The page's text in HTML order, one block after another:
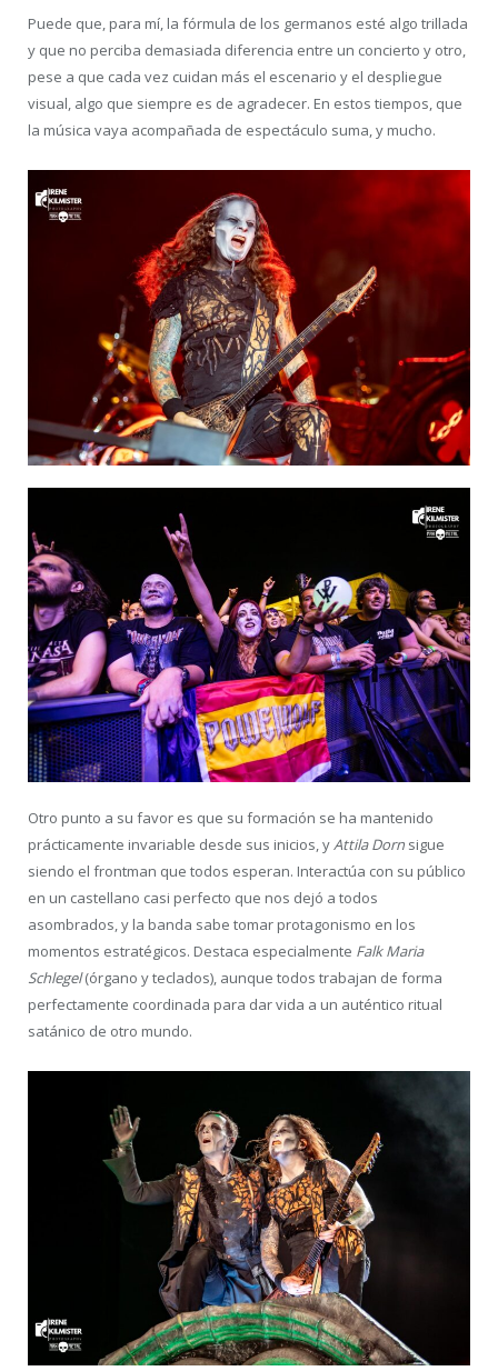
Puede que, para mí, la fórmula de los germanos esté algo trillada
y que no perciba demasiada diferencia entre un concierto y otro,
pese a que cada vez cuidan más el escenario y el despliegue
visual, algo que siempre es de agradecer. En estos tiempos, que
la música vaya acompañada de espectáculo suma, y mucho.
Otro punto a su favor es que su formación se ha mantenido
prácticamente invariable desde sus inicios, yAttila Dorn sigue
siendo el frontman que todos esperan. Interactúa con su público
en un castellano casi perfecto que nos dejó a todos
asombrados, y la banda sabe tomar protagonismo en los
momentos estratégicos. Destaca especialmente Falk Maria
Schlegel(órgano y teclados), aunque todos trabajan de forma
perfectamente coordinada para dar vida a un auténtico ritual
satánico de otro mundo.